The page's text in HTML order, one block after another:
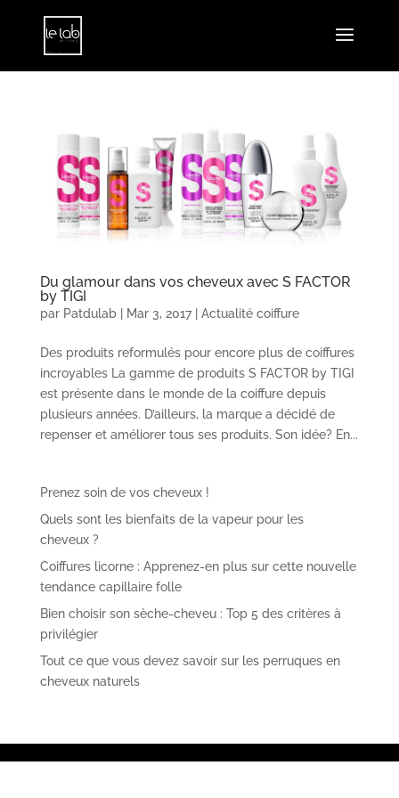
Du glamour dans vos cheveux avec S FACTOR
by TIGI
par Patdulab| Mar 3, 2017| Actualité coiffure
Des produits reformulés pour encore plus de coiffures
incroyables La gamme de produits S FACTOR by TIGI
est présente dans le monde de la coiffure depuis
plusieurs années. D’ailleurs, la marque a décidé de
repenser et améliorer tous ses produits. Son idée? En...
Prenez soin de vos cheveux !
Quels sont les bienfaits de la vapeur pour les
cheveux ?
Coiffures licorne : Apprenez-en plus sur cette nouvelle
tendance capillaire folle
Bien choisir son sèche-cheveu : Top 5 des critères à
privilégier
Tout ce que vous devez savoir sur les perruques en
cheveux naturels